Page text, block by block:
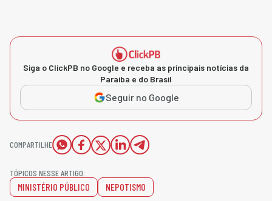
Siga o ClickPB no Google e receba as principais notícias da
Paraíba e do Brasil
Seguir no Google
COMPARTILHE
TÓPICOS NESSE ARTIGO:
MINISTÉRIO PÚBLICO NEPOTISMO